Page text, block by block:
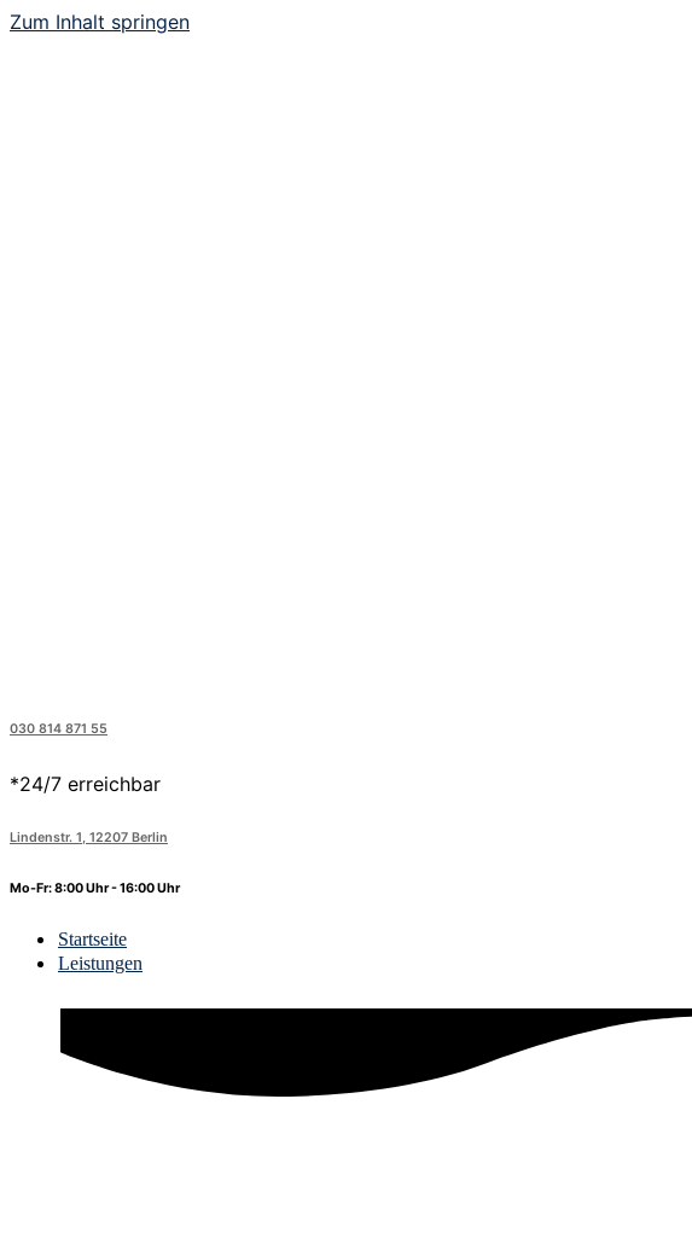
Zum Inhalt springen
030 814 871 55
*24/7 erreichbar
Lindenstr. 1, 12207 Berlin
Mo-Fr: 8:00 Uhr - 16:00 Uhr
Startseite
Leistungen